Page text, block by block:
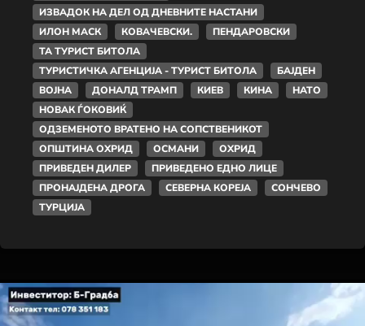
ИЗВАДОК НА ДЕЛ ОД ДНЕВНИТЕ НАСТАНИ
ИЛОН МАСК
КОВАЧЕВСКИ.
ПЕНДАРОВСКИ
ТА ТУРИСТ БИТОЛА
ТУРИСТИЧКА АГЕНЦИЈА - ТУРИСТ БИТОЛА
БАЈДЕН
ВОЈНА
ДОНАЛД ТРАМП КИЕВ КИНА
НАТО
НОВАК ЃОКОВИЌ
ОДЗЕМЕНОТО ВРАТЕНО НА СОПСТВЕНИКОТ
ОПШТИНА ОХРИД
ОСМАНИ
ОХРИД
ПРИВЕДЕН ДИЛЕР
ПРИВЕДЕНО ЕДНО ЛИЦЕ
ПРОНАЈДЕНА ДРОГА
СЕВЕРНА КОРЕЈА
СОНЧЕВО
ТУРЦИЈА